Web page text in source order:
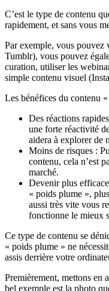
C’est le type de contenu
rapidement, et sans vous
Par exemple, vous pouvez
Tumblr), vous pouvez
curation, utiliser les
simple contenu visuel
Les bénéfices du contenu
Des réactions
une forte réactivité
aidera à explorer de
Moins de risques :
contenu, cela n’est
marché.
Devenir plus
« poids plume »,
aussi très vite vous
fonctionne le mieux
Ce type de contenu se
« poids plume » ne
assis derrière votre
Premièrement, mettons en
bel exemple est la photo